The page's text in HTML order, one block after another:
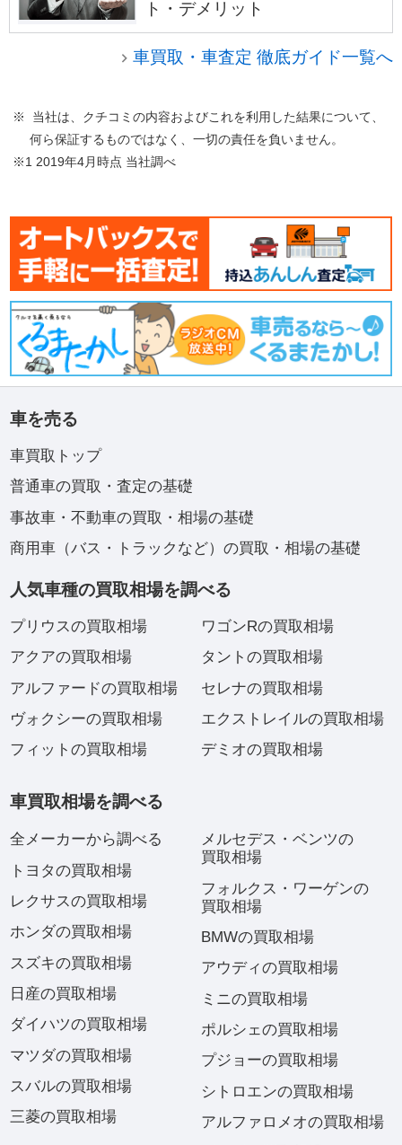
ト・デメリット
車買取・車査定 徹底ガイド一覧へ
※ 当社は、クチコミの内容およびこれを利用した結果について、
何ら保証するものではなく、一切の責任を負いません。
※1 2019年4月時点 当社調べ
車を売る
車買取トップ
普通車の買取・査定の基礎
事故車・不動車の買取・相場の基礎
商用車（バス・トラックなど）の買取・相場の基礎
人気車種の買取相場を調べる
プリウスの買取相場
アクアの買取相場
アルファードの買取相場
ヴォクシーの買取相場
フィットの買取相場
ワゴンRの買取相場
タントの買取相場
セレナの買取相場
エクストレイルの買取相場
デミオの買取相場
車買取相場を調べる
全メーカーから調べる
トヨタの買取相場
レクサスの買取相場
ホンダの買取相場
スズキの買取相場
日産の買取相場
ダイハツの買取相場
マツダの買取相場
スバルの買取相場
三菱の買取相場
メルセデス・ベンツの
買取相場
フォルクス・ワーゲンの
買取相場
BMWの買取相場
アウディの買取相場
ミニの買取相場
ポルシェの買取相場
プジョーの買取相場
シトロエンの買取相場
アルファロメオの買取相場